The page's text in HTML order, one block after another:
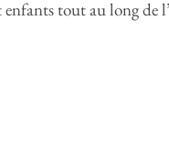
tout au long de